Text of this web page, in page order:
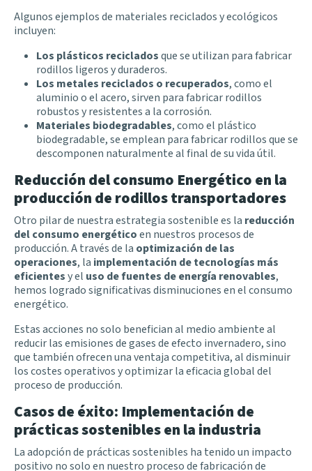
Algunos ejemplos de materiales reciclados y ecológicos
incluyen:
Los plásticos recicladosque se utilizan para fabricar
rodillos ligeros y duraderos.
Los metales reciclados o recuperados,como el
aluminio o el acero,sirven para fabricar rodillos
robustos y resistentes a la corrosión.
Materiales biodegradables,como el plástico
biodegradable, se emplean para fabricar rodillos que se
descomponen naturalmente al final de su vida útil.
Reducción del consumo Energético en la
producción de rodillos transportadores
Otro pilar de nuestra estrategia sostenible es la reducción
del consumo energéticoen nuestros procesos de
producción. A través de la optimización de las
operaciones, la implementación de tecnologías más
eficientesy el uso de fuentes de energía renovables,
hemos logrado significativas disminuciones en el consumo
energético.
Estas acciones no solo benefician al medio ambiente al
reducir las emisiones de gases de efecto invernadero, sino
que también ofrecen una ventaja competitiva, al disminuir
los costes operativos y optimizar la eficacia global del
proceso de producción.
Casos de éxito: Implementación de
prácticas sostenibles en la industria
La adopción de prácticas sostenibles ha tenido un impacto
positivo no solo en nuestro proceso de fabricación de